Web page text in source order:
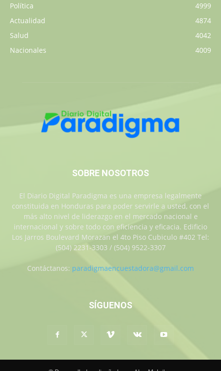
Política
4999
Actualidad
4874
Salud
4042
Nacionales
4009
SOBRE NOSOTROS
El Diario Digital Paradigma es una empresa legalmente
constituida en Honduras para poder servirle a usted, con el
más alto nivel de liderazgo en el mercado nacional e
internacional y sobre todo con eficiencia y eficacia. Edificio
Los Jarros Boulevard Morazan el 4to Piso Cubiculo #402 Tel:
(504) 2231-3303 / (504) 9522-3307
Contáctanos: paradigmaencuestadora@gmail.com
SÍGUENOS